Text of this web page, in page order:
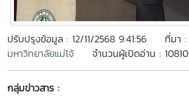
ปรับปรุงข้อมูล : 12/11/2568 9:41:56 ที่มา :
มหาวิทยาลัยแม่โจ้
จำนวนผู้เปิดอ่าน : 10810
กลุ่มข่าวสาร :